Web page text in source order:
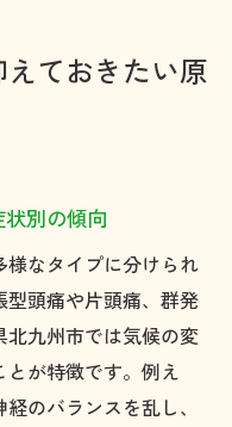
ておきたい原
別の傾向
なタイプに分けられ
型頭痛や片頭痛、群発
九州市では気候の変
が特徴です。例え
のバランスを乱し、